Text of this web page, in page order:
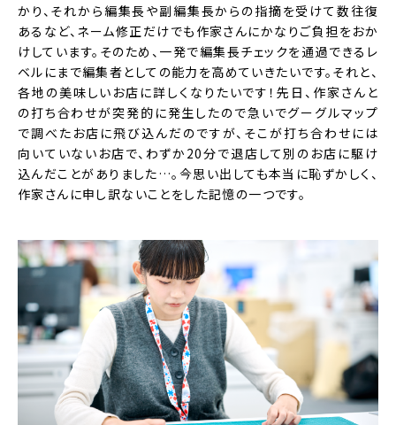
かり、それから編集長や副編集長からの指摘を受けて数往復
あるなど、ネーム修正だけでも作家さんにかなりご負担をおか
けしています。そのため、一発で編集長チェックを通過できるレ
ベルにまで編集者としての能力を高めていきたいです。それと、
各地の美味しいお店に詳しくなりたいです！先日、作家さんと
の打ち合わせが突発的に発生したので急いでグーグルマップ
で調べたお店に飛び込んだのですが、そこが打ち合わせには
向いていないお店で、わずか20分で退店して別のお店に駆け
込んだことがありました…。今思い出しても本当に恥ずかしく、
作家さんに申し訳ないことをした記憶の一つです。